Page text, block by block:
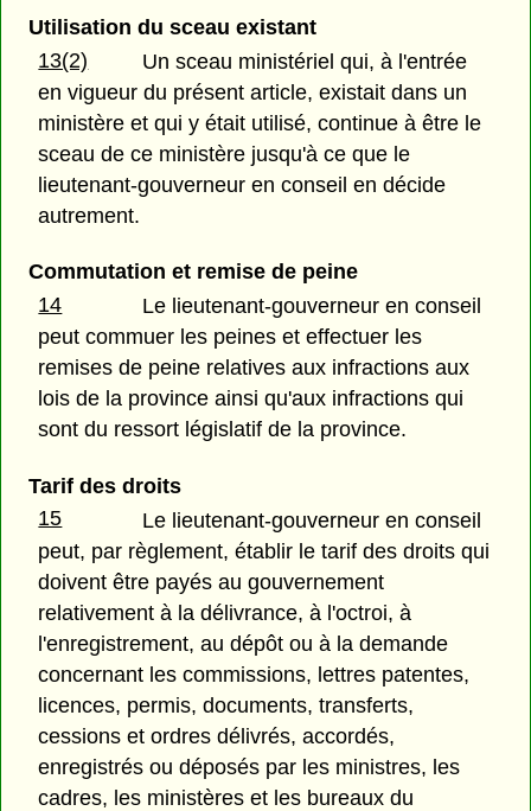
Utilisation du sceau existant
13(2)
Un sceau ministériel qui, à l'entrée
en vigueur du présent article, existait dans un
ministère et qui y était utilisé, continue à être le
sceau de ce ministère jusqu'à ce que le
lieutenant-gouverneur en conseil en décide
autrement.
Commutation et remise de peine
14
Le lieutenant-gouverneur en conseil
peut commuer les peines et effectuer les
remises de peine relatives aux infractions aux
lois de la province ainsi qu'aux infractions qui
sont du ressort législatif de la province.
Tarif des droits
15
Le lieutenant-gouverneur en conseil
peut, par règlement, établir le tarif des droits qui
doivent être payés au gouvernement
relativement à la délivrance, à l'octroi, à
l'enregistrement, au dépôt ou à la demande
concernant les commissions, lettres patentes,
licences, permis, documents, transferts,
cessions et ordres délivrés, accordés,
enregistrés ou déposés par les ministres, les
cadres, les ministères et les bureaux du